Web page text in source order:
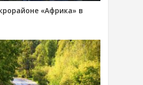
«Африка» в